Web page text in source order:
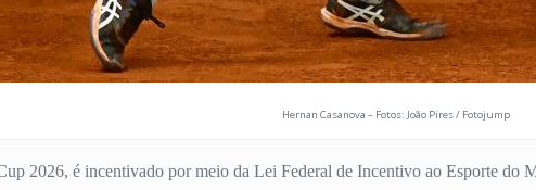
Hernan Casanova – Fotos: João Pires / Fotojump
2026, é incentivado por meio da Lei Federal de Incentivo ao Esporte